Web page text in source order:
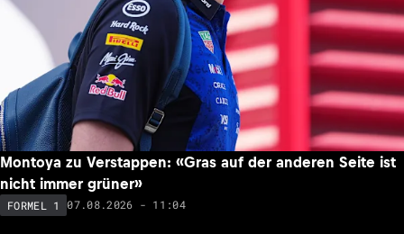
Montoya zu Verstappen: «Gras auf der anderen Seite ist
nicht immer grüner»
FORMEL 1 07.08.2026 - 11:04